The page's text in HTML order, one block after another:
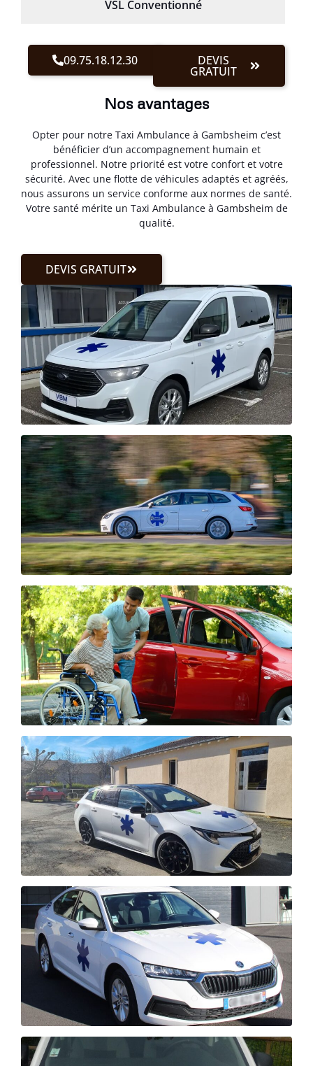
VSL Conventionné
09.75.18.12.30 DEVIS
GRATUIT
Nos avantages
Opter pour notre Taxi Ambulance à Gambsheim c’est
bénéficier d’un accompagnement humain et
professionnel. Notre priorité est votre confort et votre
sécurité. Avec une flotte de véhicules adaptés et agréés,
nous assurons un service conforme aux normes de santé.
Votre santé mérite un Taxi Ambulance à Gambsheim de
qualité.
DEVIS GRATUIT